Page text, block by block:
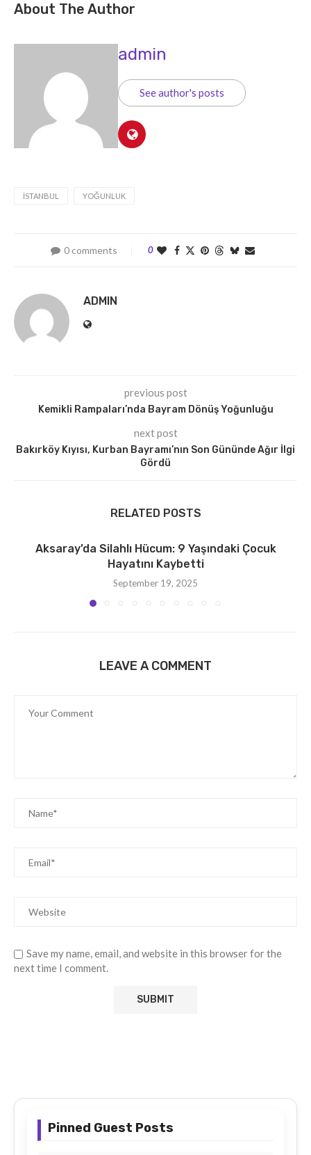
About The Author
admin
See author's posts
İSTANBUL YOĞUNLUK
0 comments 0
ADMIN
previous post
Kemikli Rampaları’nda Bayram Dönüş Yoğunluğu
next post
Bakırköy Kıyısı, Kurban Bayramı’nın Son Gününde Ağır İlgi
Gördü
RELATED POSTS
Aksaray’da Silahlı Hücum: 9 Yaşındaki Çocuk
Hayatını Kaybetti
September 19, 2025
LEAVE A COMMENT
Save my name, email, and website in this browser for the
next time I comment.
Pinned Guest Posts